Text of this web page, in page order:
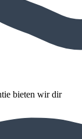
bieten wir dir